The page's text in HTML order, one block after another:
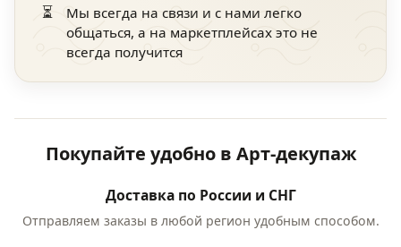
⏳
Мы всегда на связи и с нами легко
общаться, а на маркетплейсах это не
всегда получится
Покупайте удобно в Арт-декупаж
Доставка по России и СНГ
Отправляем заказы в любой регион удобным способом.